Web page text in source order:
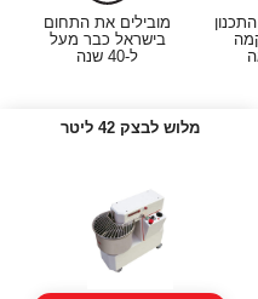
מובילים את התחום
בישראל כבר מעל
ל-40 שנה
מלוש לבצק 42 ליטר